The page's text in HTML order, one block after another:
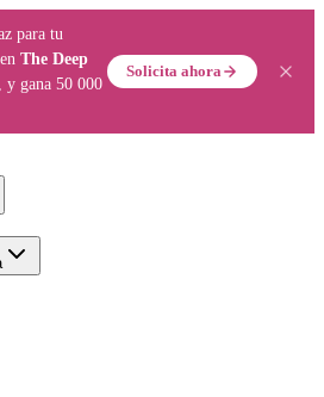
para tu
The Deep
y gana 50 000
Solicita ahora